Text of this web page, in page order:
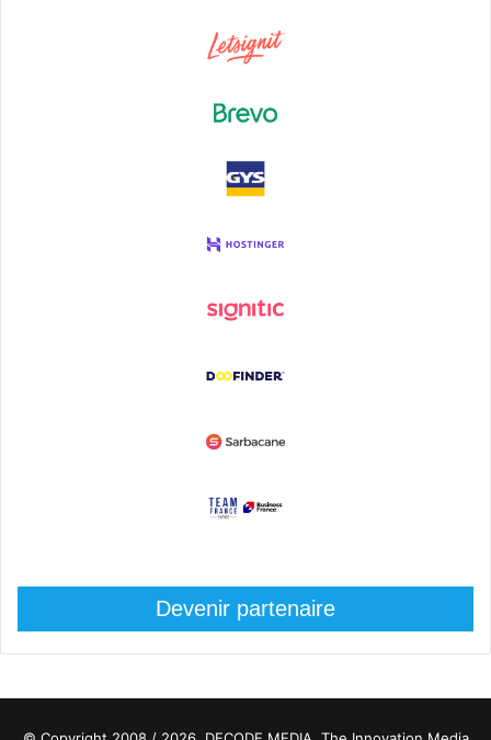
Devenir partenaire